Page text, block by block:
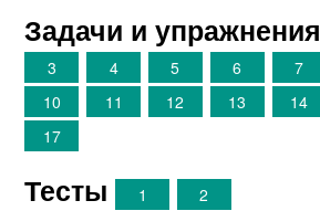
Задачи и упражнения
3
4 5 6 7
10
11 12 13 14
17
Тесты 1 2